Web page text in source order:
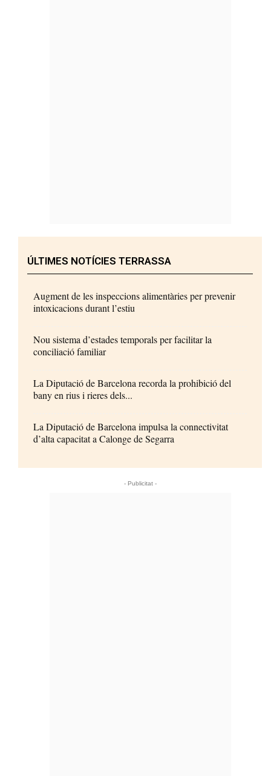
ÚLTIMES NOTÍCIES TERRASSA
Augment de les inspeccions alimentàries per prevenir
intoxicacions durant l’estiu
Nou sistema d’estades temporals per facilitar la
conciliació familiar
La Diputació de Barcelona recorda la prohibició del
bany en rius i rieres dels...
La Diputació de Barcelona impulsa la connectivitat
d’alta capacitat a Calonge de Segarra
- Publicitat -